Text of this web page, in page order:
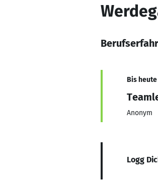
Bis heute
Anonym
Logg